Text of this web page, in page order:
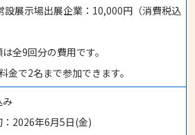
設展示場出展企業：10,000円（消費税込
全9回分の費用です。
金で2名まで参加できます。
み
2026年6月5日(金)